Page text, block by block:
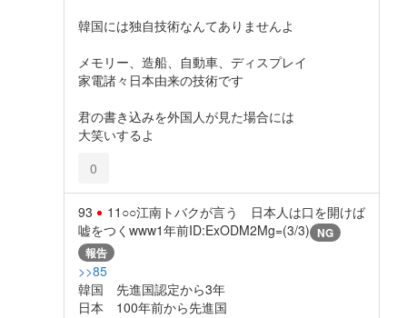
韓国には独自技術なんてありませんよ
メモリー、造船、自動車、ディスプレイ
家電諸々日本由来の技術です
君の書き込みを外国人が見た場合には
大笑いするよ
0
93
11○○江南トバクが言う 日本人は口を開けば
嘘をつくwww1年前ID:ExODM2Mg=(3/3) NG
報告
>>85
韓国 先進国認定から3年
日本 100年前から先進国